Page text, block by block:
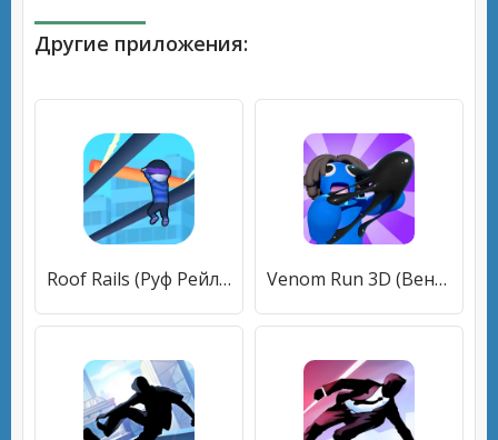
Другие приложения:
Roof Rails (Руф Рейлс) [МОД Меню] APK Android Venom Run 3D (Веном Ран 3Д) [МОД Все открыто] APK Android